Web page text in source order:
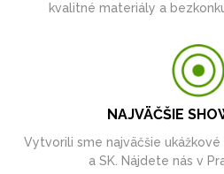
kvalitné materiály a
NAJVÄČŠIE
Vytvorili sme najväčšie
a SK. Nájdete nás v